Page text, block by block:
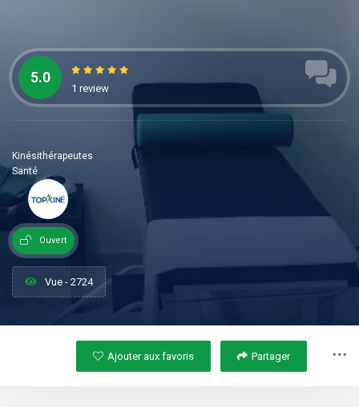
5.0
1 review
Kinésithérapeutes
Santé
Ouvert
Vue - 2724
Ajouter aux favoris Partager